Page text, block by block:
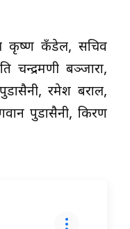
कृष्ण कँडेल, सचिव
चन्द्रमणी बञ्जारा,
रमेश बराल,
पुडासैनी, किरण